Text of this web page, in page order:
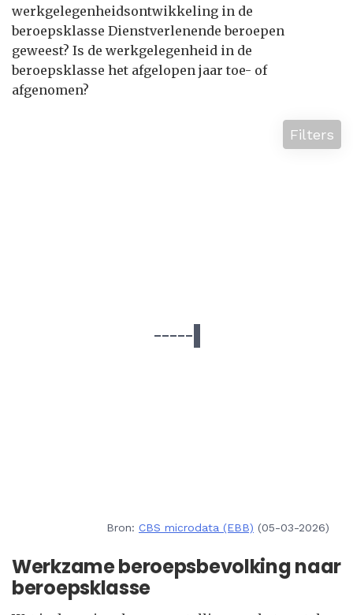
werkgelegenheidsontwikkeling in de
beroepsklasse Dienstverlenende beroepen
geweest? Is de werkgelegenheid in de
beroepsklasse het afgelopen jaar toe- of
afgenomen?
Filters
Bron: CBS microdata (EBB) (05-03-2026)
Werkzame beroepsbevolking naar
beroepsklasse